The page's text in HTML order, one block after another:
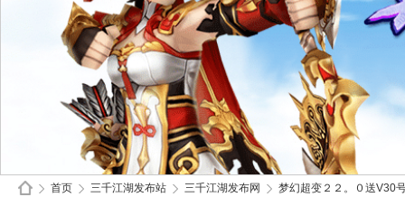
首页 三千江湖发布站 三千江湖发布网 梦幻超变２２。０送